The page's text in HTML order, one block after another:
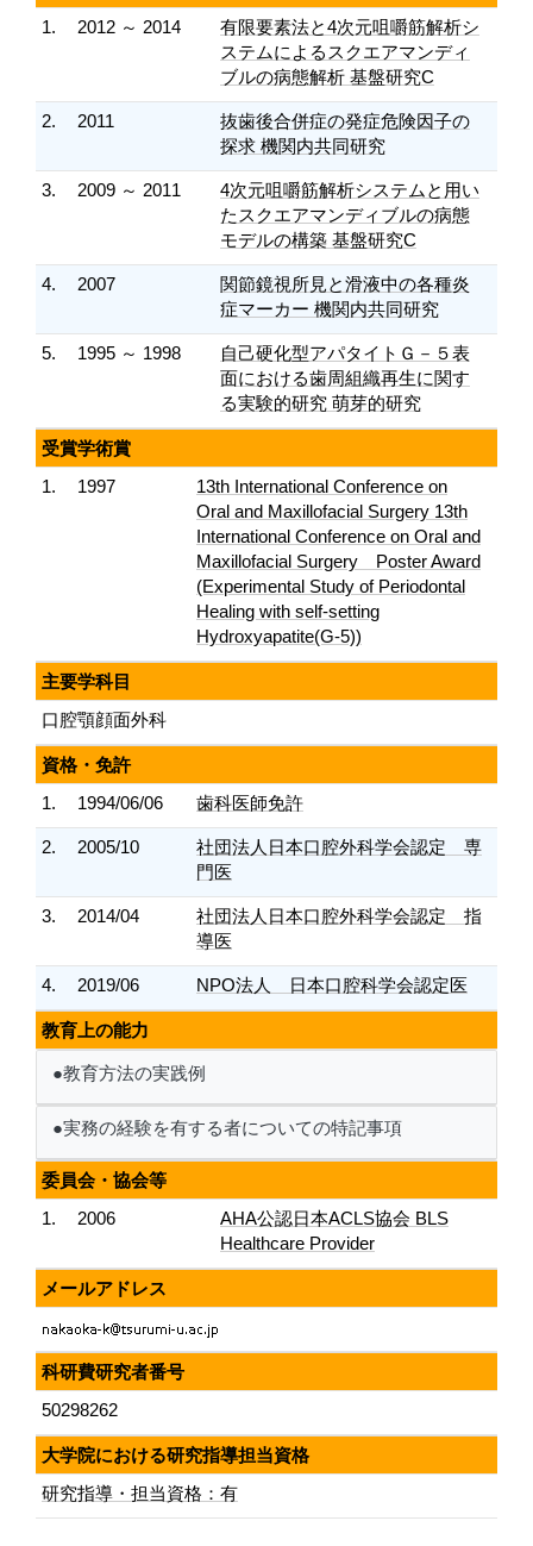
1.
2012 ～ 2014
有限要素法と4次元咀嚼筋解析シ
ステムによるスクエアマンディ
ブルの病態解析 基盤研究C
2. 2011
抜歯後合併症の発症危険因子の
探求 機関内共同研究
3. 2009 ～ 2011
4次元咀嚼筋解析システムと用い
たスクエアマンディブルの病態
モデルの構築 基盤研究C
4. 2007
関節鏡視所見と滑液中の各種炎
症マーカー 機関内共同研究
5. 1995 ～ 1998
自己硬化型アパタイトＧ－５表
面における歯周組織再生に関す
る実験的研究 萌芽的研究
受賞学術賞
1.
1997
13th International Conference on
Oral and Maxillofacial Surgery 13th
International Conference on Oral and
Maxillofacial Surgery Poster Award
(Experimental Study of Periodontal
Healing with self-setting
Hydroxyapatite(G-5))
主要学科目
口腔顎顔面外科
資格・免許
1.
1994/06/06 歯科医師免許
2. 2005/10
社団法人日本口腔外科学会認定 専
門医
3. 2014/04
社団法人日本口腔外科学会認定 指
導医
4. 2019/06 NPO法人 日本口腔科学会認定医
教育上の能力
●教育方法の実践例
●実務の経験を有する者についての特記事項
委員会・協会等
1.
2006
AHA公認日本ACLS協会 BLS
Healthcare Provider
メールアドレス
科研費研究者番号
50298262
大学院における研究指導担当資格
研究指導・担当資格：有